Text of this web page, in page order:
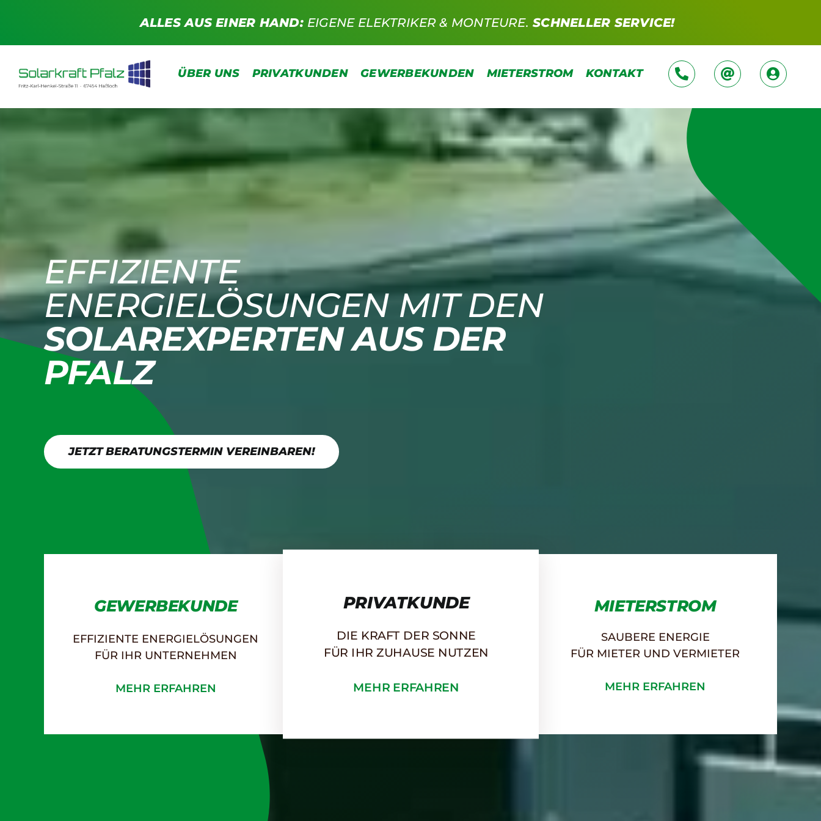
ALLES AUS EINER HAND: EIGENE ELEKTRIKER & MONTEURE. SCHNELLER SERVICE!
ÜBER UNS PRIVATKUNDEN GEWERBEKUNDEN MIETERSTROM KONTAKT
EFFIZIENTE
ENERGIELÖSUNGEN MIT DEN
SOLAREXPERTEN AUS DER
PFALZ
JETZT BERATUNGSTERMIN VEREINBAREN!
GEWERBEKUNDE
EFFIZIENTE ENERGIELÖSUNGEN
FÜR IHR UNTERNEHMEN
MEHR ERFAHREN
PRIVATKUNDE
DIE KRAFT DER SONNE
FÜR IHR ZUHAUSE NUTZEN
MEHR ERFAHREN
MIETERSTROM
SAUBERE ENERGIE
FÜR MIETER UND VERMIETER
MEHR ERFAHREN